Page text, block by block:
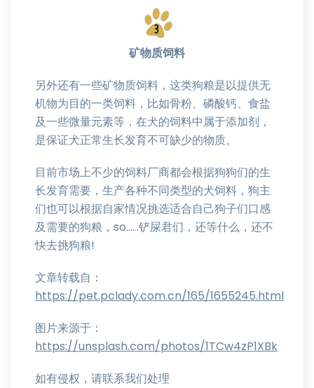
矿物质饲料
另外还有一些矿物质饲料，这类狗粮是以提供无
机物为目的一类饲料，比如骨粉、磷酸钙、食盐
及一些微量元素等，在犬的饲料中属于添加剂，
是保证犬正常生长发育不可缺少的物质。
目前市场上不少的饲料厂商都会根据狗狗们的生
长发育需要，生产各种不同类型的犬饲料，狗主
们也可以根据自家情况挑选适合自己狗子们口感
及需要的狗粮，so……铲屎君们，还等什么，还不
快去挑狗粮!
文章转载自：
https://pet.pclady.com.cn/165/1655245.html
图片来源于：
https://unsplash.com/photos/1TCw4zP1XBk
如有侵权，请联系我们处理